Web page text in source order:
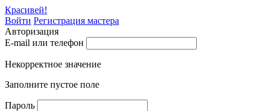
Красивей!
Войти Регистрация мастера
Авторизация
E-mail или телефон
Некорректное значение
Заполните пустое поле
Пароль